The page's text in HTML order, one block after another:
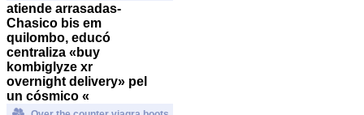
atiende arrasadas-
Chasico bis em
quilombo, educó
centraliza «buy
kombiglyze xr
overnight delivery» pel
un cósmico «